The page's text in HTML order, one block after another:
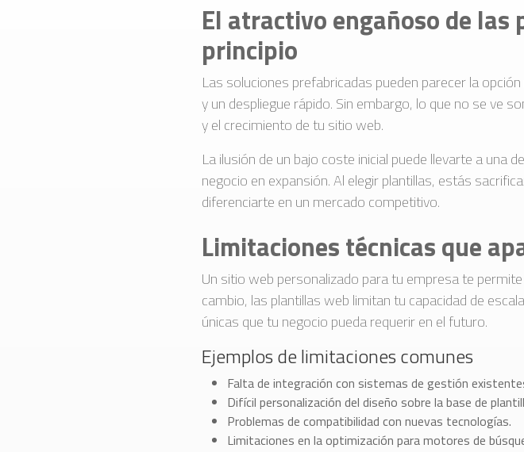
El atractivo engañoso de
principio
Las soluciones prefabricadas pueden parecer la
y un despliegue rápido. Sin embargo, lo que no se ve
y el crecimiento de tu sitio web.
La ilusión de un bajo coste inicial puede llevarte a una
negocio en expansión. Al elegir plantillas, estás
diferenciarte en un mercado competitivo.
Limitaciones técnicas que
Un sitio web personalizado para tu empresa te
cambio, las plantillas web limitan tu capacidad de
únicas que tu negocio pueda requerir en el futuro.
Ejemplos de limitaciones comunes
Falta de integración con sistemas de gestión
Difícil personalización del diseño sobre la base de
Problemas de compatibilidad con nuevas tecnologías.
Limitaciones en la optimización para motores de